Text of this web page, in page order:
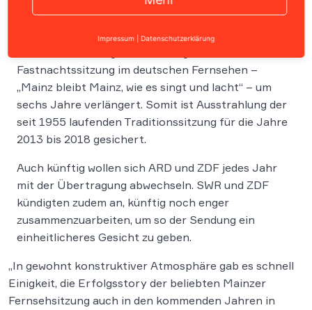
Es darf weitergeschunkelt werden: ARD und ZDF
Fastnachtssitzung im deutschen Fernsehen –
„Mainz bleibt Mainz, wie es singt und lacht“ – um
sechs Jahre verlängert. Somit ist Ausstrahlung der
seit 1955 laufenden Traditionssitzung für die Jahre
2013 bis 2018 gesichert.
Auch künftig wollen sich ARD und ZDF jedes Jahr
mit der Übertragung abwechseln. SWR und ZDF
kündigten zudem an, künftig noch enger
zusammenzuarbeiten, um so der Sendung ein
einheitlicheres Gesicht zu geben.
„In gewohnt konstruktiver Atmosphäre gab es schnell
Einigkeit, die Erfolgsstory der beliebten Mainzer
Fernsehsitzung auch in den kommenden Jahren in
Impressum Datenschutzerklärung